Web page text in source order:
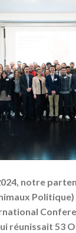
, notre
réunissait 53